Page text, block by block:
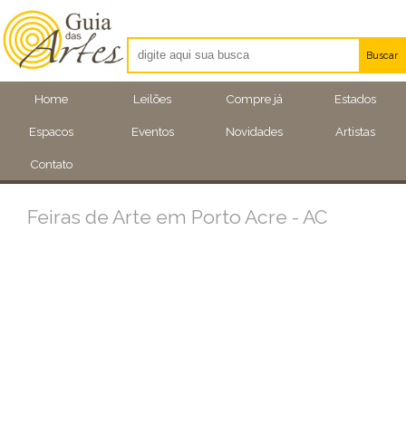
Home Leilões Compre já Estados
Espacos Eventos Novidades Artistas
Contato
Buscar
Artistas
Eventos
Feiras de Arte em Porto Acre - AC